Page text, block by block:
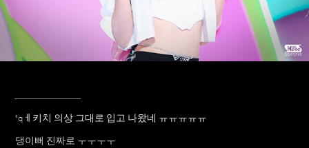
____________
"qㅔ키치 의상 그대로 입고 나왔네 ㅠㅠㅠㅠㅠ
댕이뻐 진짜로 ㅜㅜㅜㅜ